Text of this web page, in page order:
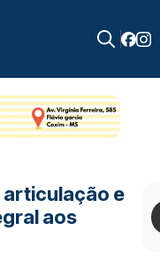
for:
articulação e
aos